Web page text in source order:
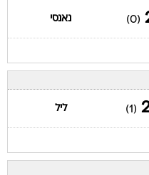
(0) נאנסי
(1) ליל